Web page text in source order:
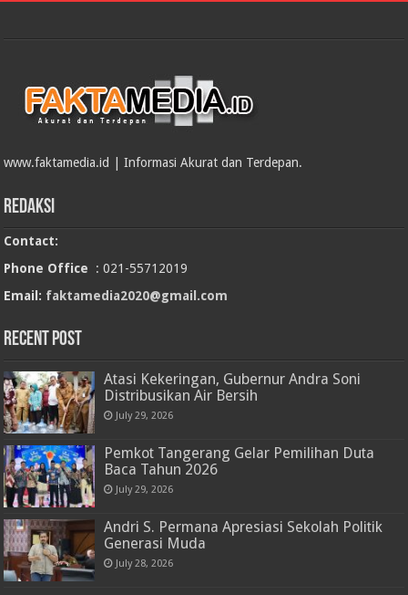
www.faktamedia.id | Informasi Akurat dan Terdepan.
Redaksi
Contact:
Phone Office : 021-55712019
Email: faktamedia2020@gmail.com
RECENT POST
Atasi Kekeringan, Gubernur Andra Soni
Distribusikan Air Bersih
July 29, 2026
Pemkot Tangerang Gelar Pemilihan Duta
Baca Tahun 2026
July 29, 2026
Andri S. Permana Apresiasi Sekolah Politik
Generasi Muda
July 28, 2026